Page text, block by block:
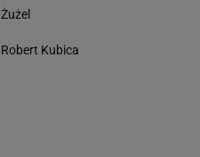
Żużel
Robert Kubica